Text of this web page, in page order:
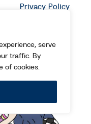
serve
traffic. By
of cookies.
Privacy Policy